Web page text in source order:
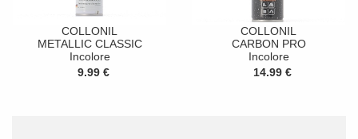
COLLONIL
METALLIC CLASSIC
Incolore
9.99 €
COLLONIL
CARBON PRO
Incolore
14.99 €